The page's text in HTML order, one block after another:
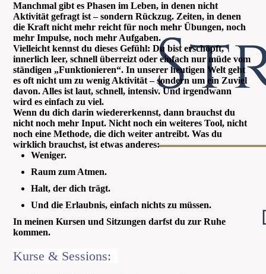
Manchmal gibt es Phasen im Leben, in denen nicht
Aktivität gefragt ist – sondern Rückzug. Zeiten, in denen
die Kraft nicht mehr reicht für noch mehr Übungen, noch
mehr Impulse, noch mehr Aufgaben.
Vielleicht kennst du dieses Gefühl: Du bist erschöpft,
innerlich leer, schnell überreizt oder einfach nur müde vom
ständigen „Funktionieren“. In unserer heutigen Welt geht
es oft nicht um zu wenig Aktivität – sondern um ein Zuviel
davon. Alles ist laut, schnell, intensiv. Und irgendwann
wird es einfach zu viel.
Wenn du dich darin wiedererkennst, dann brauchst du
nicht noch mehr Input. Nicht noch ein weiteres Tool, nicht
noch eine Methode, die dich weiter antreibt. Was du
wirklich brauchst, ist etwas anderes:
Weniger.
Raum zum Atmen.
Halt, der dich trägt.
Und die Erlaubnis, einfach nichts zu müssen.
In meinen Kursen und Sitzungen darfst du zur Ruhe
kommen.
Kurse & Sessions: